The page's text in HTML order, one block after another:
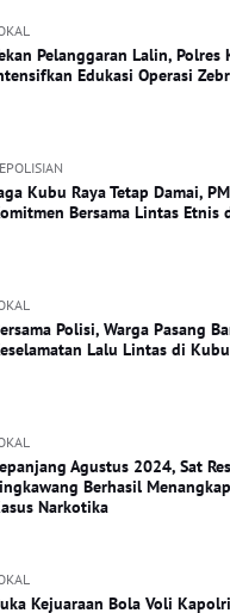
Pelanggaran Lalin, Polres
Edukasi Operasi
Kubu Raya Tetap Damai,
Bersama Lintas Etnis
Polisi, Warga Pasang
Lalu Lintas di
Agustus 2024, Sat
Berhasil
Narkotika
Kejuaraan Bola Voli